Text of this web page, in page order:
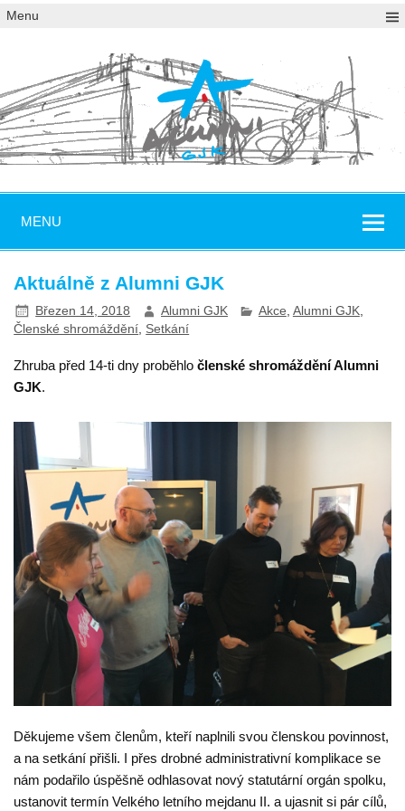
Menu
MENU
Aktuálně z Alumni GJK
Březen 14, 2018 Alumni GJK Akce Alumni GJK,
Členské shromáždění, Setkání
Zhruba před 14-ti dny proběhločlenské shromáždění Alumni
GJK.
Děkujeme všem členům, kteří naplnili svou členskou povinnost,
a na setkání přišli. I přes drobné administrativní komplikace se
nám podařilo úspěšně odhlasovat nový statutární orgán spolku,
ustanovit termín Velkého letního mejdanu II. a ujasnit si pár cílů,